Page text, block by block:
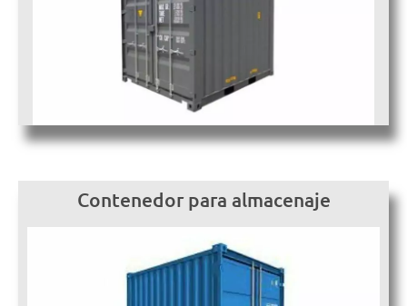
Contenedor para almacenaje